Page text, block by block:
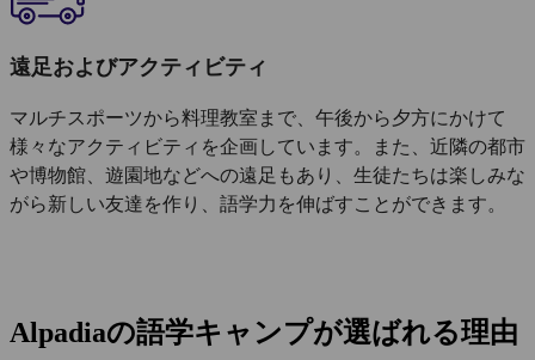
遠足およびアクティビティ
マルチスポーツから料理教室まで、午後から夕方にかけて
様々なアクティビティを企画しています。また、近隣の都市
や博物館、遊園地などへの遠足もあり、生徒たちは楽しみな
がら新しい友達を作り、語学力を伸ばすことができます。
Alpadiaの語学キャンプが選ばれる理由